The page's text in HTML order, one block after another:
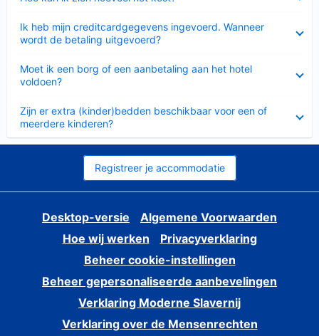
Ik heb mijn creditcardgegevens ingevoerd. Wanneer
wordt de betaling uitgevoerd?
Moet ik een borg of een aanbetaling aan het hotel
voldoen?
Zijn er extra (kinder)bedden beschikbaar voor een of
meerdere kinderen?
Registreer je accommodatie
Desktop-versie
Algemene Voorwaarden
Hoe wij werken
Privacyverklaring
Beheer cookie-instellingen
Beheer gepersonaliseerde aanbevelingen
Verklaring Moderne Slavernij
Verklaring over de Mensenrechten